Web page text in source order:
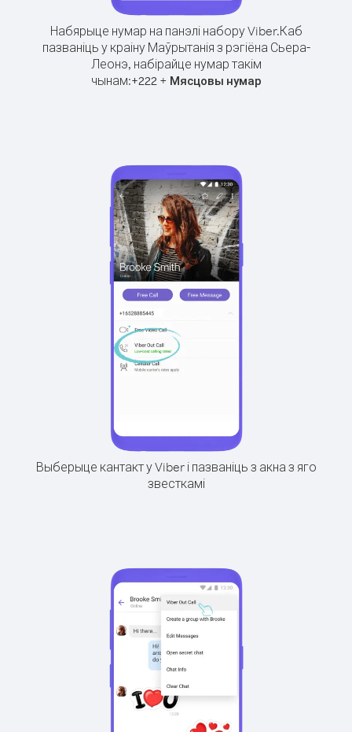
Набярыце нумар на панэлі набору Viber.Каб
пазваніць у краіну Маўрытанія з рэгіёна Сьера-
Леонэ, набірайце нумар такім
чынам:+222+ Мясцовы нумар
Выберыце кантакт у Viber і пазваніць з акна з яго
звесткамі